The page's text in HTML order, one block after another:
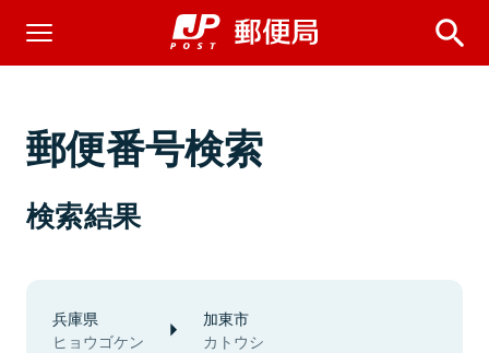
郵便番号検索
検索結果
兵庫県
ヒョウゴケン
加東市
カトウシ